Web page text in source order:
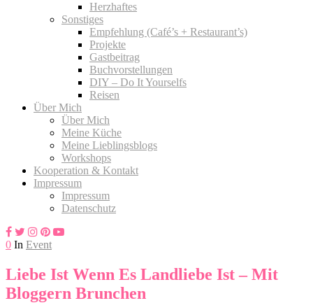
Herzhaftes
Sonstiges
Empfehlung (Café’s + Restaurant’s)
Projekte
Gastbeitrag
Buchvorstellungen
DIY – Do It Yourselfs
Reisen
Über Mich
Über Mich
Meine Küche
Meine Lieblingsblogs
Workshops
Kooperation & Kontakt
Impressum
Impressum
Datenschutz
0 In Event
Liebe Ist Wenn Es Landliebe Ist – Mit
Bloggern Brunchen